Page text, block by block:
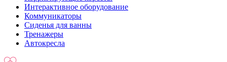
Интерактивное оборудование
Коммуникаторы
Сиденья для ванны
Тренажеры
Автокресла